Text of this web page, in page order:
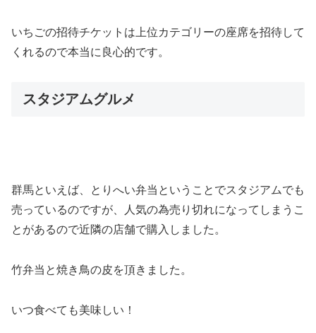
いちごの招待チケットは上位カテゴリーの座席を招待して
くれるので本当に良心的です。
スタジアムグルメ
群馬といえば、とりへい弁当ということでスタジアムでも
売っているのですが、人気の為売り切れになってしまうこ
とがあるので近隣の店舗で購入しました。
竹弁当と焼き鳥の皮を頂きました。
いつ食べても美味しい！